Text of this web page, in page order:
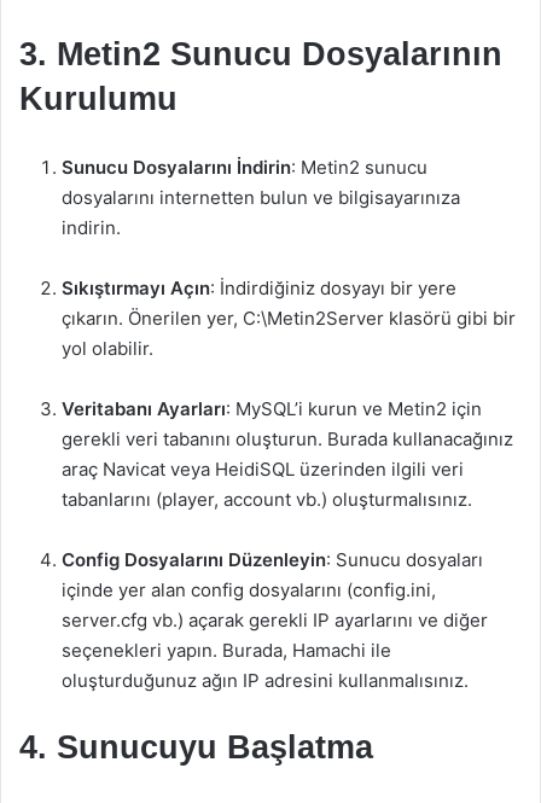
3. Metin2 Sunucu Dosyalarının
Kurulumu
Sunucu Dosyalarını İndirin: Metin2 sunucu
dosyalarını internetten bulun ve bilgisayarınıza
indirin.
Sıkıştırmayı Açın: İndirdiğiniz dosyayı bir yere
çıkarın. Önerilen yer, C:\Metin2Server klasörü gibi bir
yol olabilir.
Veritabanı Ayarları: MySQL’i kurun ve Metin2 için
gerekli veri tabanını oluşturun. Burada kullanacağınız
araç Navicat veya HeidiSQL üzerinden ilgili veri
tabanlarını (player, account vb.) oluşturmalısınız.
Config Dosyalarını Düzenleyin: Sunucu dosyaları
içinde yer alan config dosyalarını (config.ini,
server.cfg vb.) açarak gerekli IP ayarlarını ve diğer
seçenekleri yapın. Burada, Hamachi ile
oluşturduğunuz ağın IP adresini kullanmalısınız.
4. Sunucuyu Başlatma